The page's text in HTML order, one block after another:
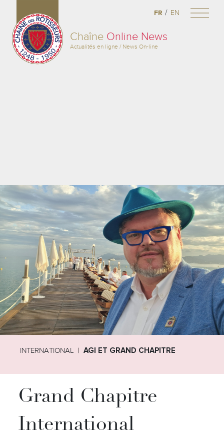
Chaîne Online News
Actualités en ligne / News On-line
FR / EN
INTERNATIONAL AGI ET GRAND CHAPITRE
Grand Chapitre
International